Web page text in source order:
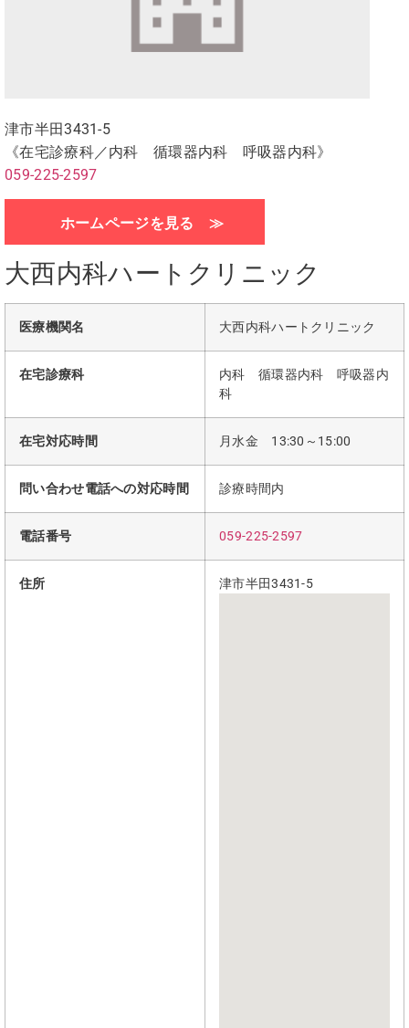
津市半田3431-5
《在宅診療科／内科 循環器内科 呼吸器内科》
059-225-2597
ホームページを見る ≫
大西内科ハートクリニック
医療機関名 大西内科ハートクリニック
在宅診療科
内科 循環器内科 呼吸器内
科
在宅対応時間 月水金 13:30～15:00
問い合わせ電話への対応時間 診療時間内
電話番号 059-225-2597
住所 津市半田3431-5